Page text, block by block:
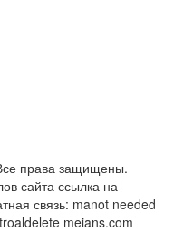
права защищены.
сайта ссылка на
связь: manot needed
delete meians.com